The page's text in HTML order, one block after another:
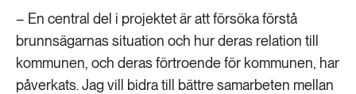
– En central del i projektet är att försöka förstå
brunnsägarnas situation och hur deras relation till
kommunen, och deras förtroende för kommunen, har
påverkats. Jag vill bidra till bättre samarbeten mellan